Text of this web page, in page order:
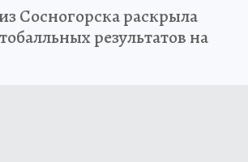
Сосногорска раскрыла
результатов на